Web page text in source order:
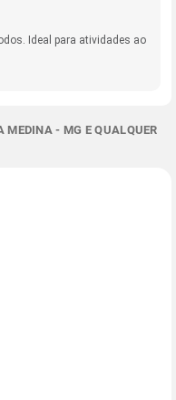
Ideal para atividades ao
MEDINA - MG E QUALQUER